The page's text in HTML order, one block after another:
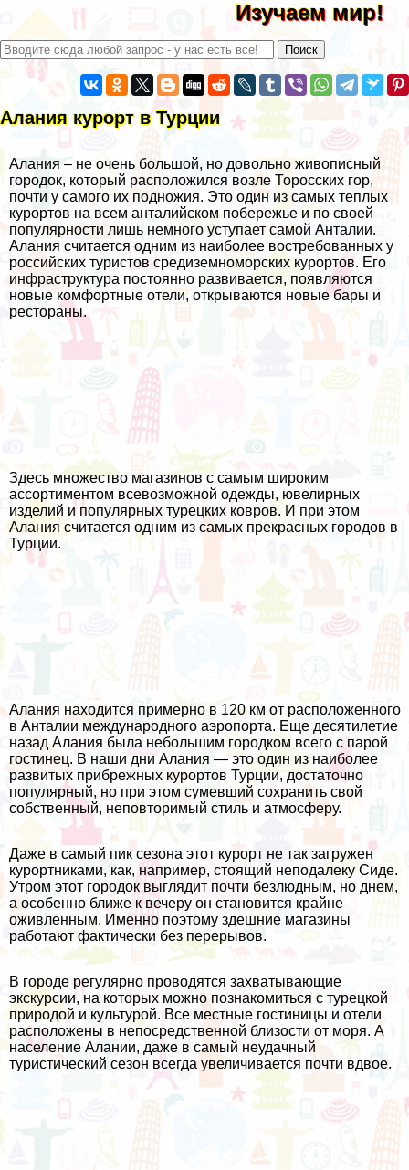
Изучаем мир!
Алания курорт в Турции
Алания – не очень большой, но довольно живописный
городок, который расположился возле Торосских гор,
почти у самого их подножия. Это один из самых теплых
курортов на всем анталийском побережье и по своей
популярности лишь немного уступает самой Анталии.
Алания считается одним из наиболее востребованных у
российских туристов средиземноморских курортов. Его
инфраструктура постоянно развивается, появляются
новые комфортные отели, открываются новые бары и
рестораны.
Здесь множество магазинов с самым широким
ассортиментом всевозможной одежды, ювелирных
изделий и популярных турецких ковров. И при этом
Алания считается одним из самых прекрасных городов в
Турции.
Алания находится примерно в 120 км от расположенного
в Анталии международного аэропорта. Еще десятилетие
назад Алания была небольшим городком всего с парой
гостинец. В наши дни Алания — это один из наиболее
развитых прибрежных курортов Турции, достаточно
популярный, но при этом сумевший сохранить свой
собственный, неповторимый стиль и атмосферу.
Даже в самый пик сезона этот курорт не так загружен
курортниками, как, например, стоящий неподалеку Сиде.
Утром этот городок выглядит почти безлюдным, но днем,
а особенно ближе к вечеру он становится крайне
оживленным. Именно поэтому здешние магазины
работают фактически без перерывов.
В городе регулярно проводятся захватывающие
экскурсии, на которых можно познакомиться с турецкой
природой и культурой. Все местные гостиницы и отели
расположены в непосредственной близости от моря. А
население Алании, даже в самый неудачный
туристический сезон всегда увеличивается почти вдвое.